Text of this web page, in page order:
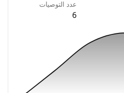
عدد التوصيات
6